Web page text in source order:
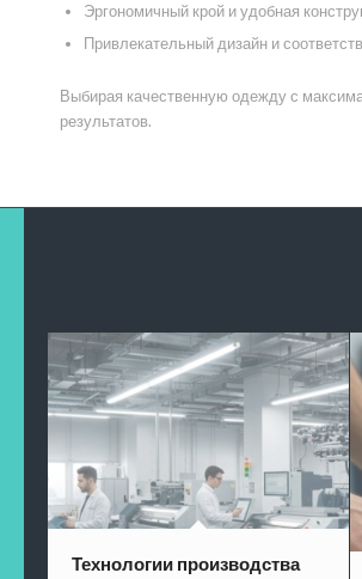
Эргономичный крой и удобная
Привлекательный дизайн и
Выбирая качественную одежду с
результатов.
Технологии производства